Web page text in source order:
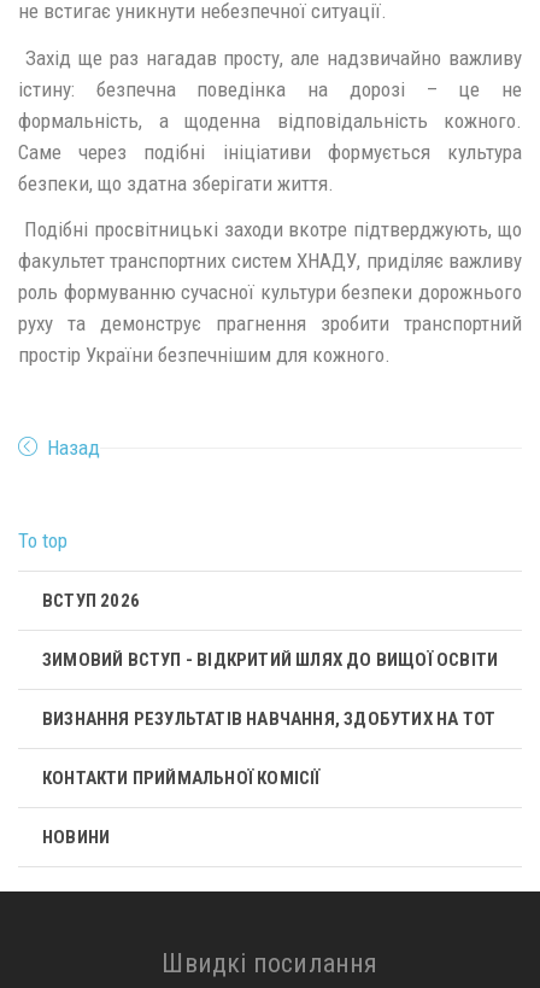
не встигає уникнути небезпечної ситуації.
Захід ще раз нагадав просту, але надзвичайно важливу
істину: безпечна поведінка на дорозі – це не
формальність, а щоденна відповідальність кожного.
Саме через подібні ініціативи формується культура
безпеки, що здатна зберігати життя.
Подібні просвітницькі заходи вкотре підтверджують, що
факультет транспортних систем ХНАДУ, приділяє важливу
роль формуванню сучасної культури безпеки дорожнього
руху та демонструє прагнення зробити транспортний
простір України безпечнішим для кожного.
Назад
To top
ВСТУП 2026
ЗИМОВИЙ ВСТУП - ВІДКРИТИЙ ШЛЯХ ДО ВИЩОЇ ОСВІТИ
ВИЗНАННЯ РЕЗУЛЬТАТІВ НАВЧАННЯ, ЗДОБУТИХ НА ТОТ
КОНТАКТИ ПРИЙМАЛЬНОЇ КОМІСІЇ
НОВИНИ
Швидкі посилання